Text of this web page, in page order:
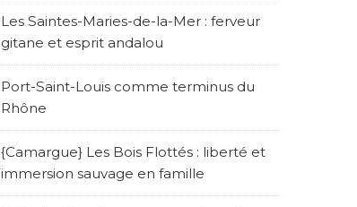
Les Saintes-Maries-de-la-Mer : ferveur
gitane et esprit andalou
Port-Saint-Louis comme terminus du
Rhône
{Camargue} Les Bois Flottés : liberté et
immersion sauvage en famille